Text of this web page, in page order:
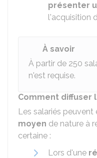
présenter
l'acquisition
À savoir
À partir de 250
n'est requise.
Comment diffuser
Les salariés peuvent
moyen de nature à
certaine :
Lors d'une